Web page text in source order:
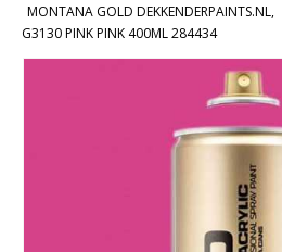
MONTANA GOLD DEKKENDERPAINTS.NL,
G3130 PINK PINK 400ML 284434